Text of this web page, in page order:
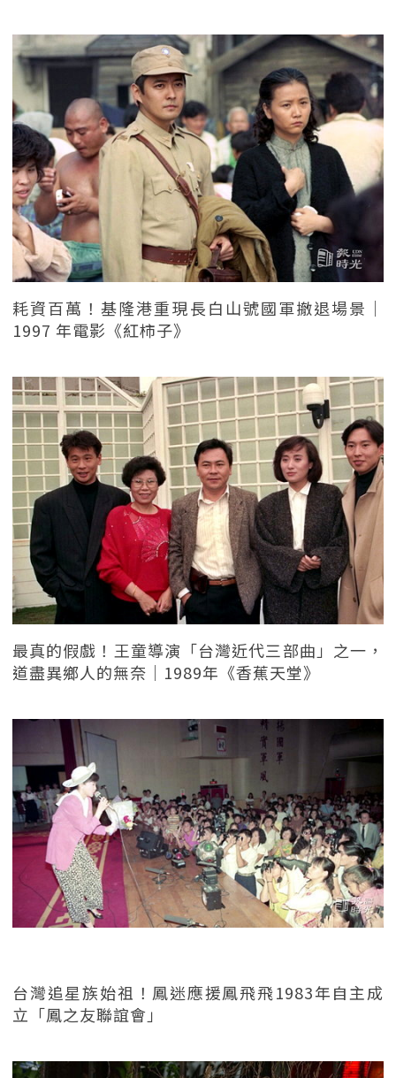
耗資百萬！基隆港重現長白山號國軍撤退場景｜
1997 年電影《紅柿子》
最真的假戲！王童導演「台灣近代三部曲」之一，
道盡異鄉人的無奈｜1989年《香蕉天堂》
台灣追星族始祖！鳳迷應援鳳飛飛1983年自主成
立「鳳之友聯誼會」